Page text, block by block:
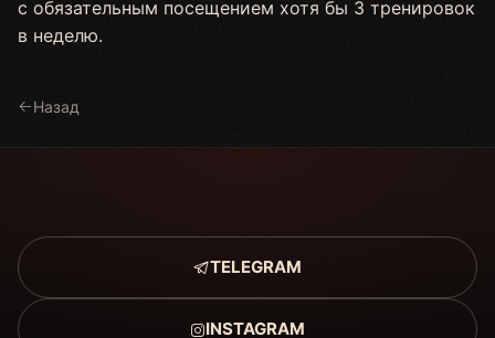
с обязательным посещением хотя бы 3 тренировок
в неделю.
Назад
TELEGRAM
INSTAGRAM